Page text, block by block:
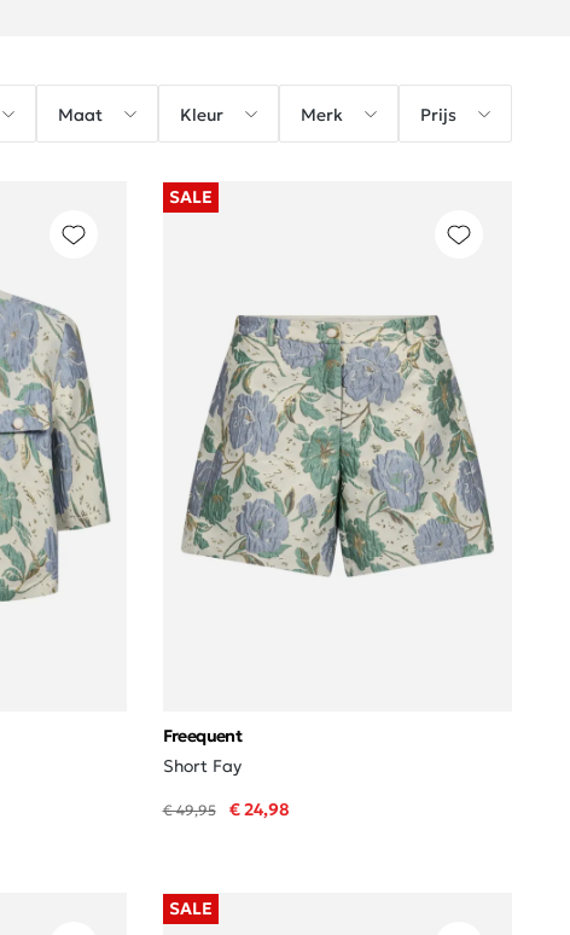
Maat Kleur Merk Prijs
SALE
Freequent
Short Fay
€ 49,95 € 24,98
SALE